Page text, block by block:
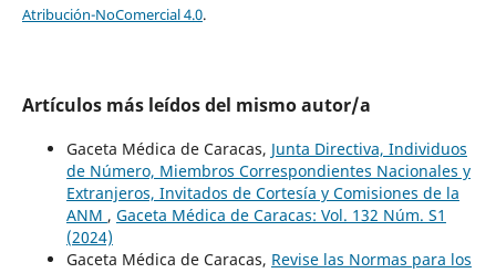
Atribución-NoComercial 4.0.
Artículos más leídos del mismo autor/a
Gaceta Médica de Caracas, Junta Directiva, Individuos
de Número, Miembros Correspondientes Nacionales y
Extranjeros, Invitados de Cortesía y Comisiones de la
ANM , Gaceta Médica de Caracas: Vol. 132 Núm. S1
(2024)
Gaceta Médica de Caracas, Revise las Normas para los